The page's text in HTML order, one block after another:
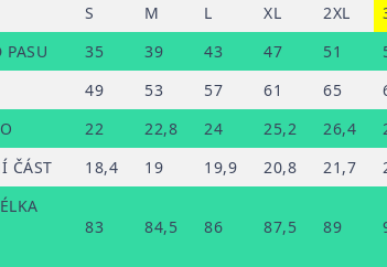
S M L XL 2XL
35 39 43 47 51
49 53 57 61 65
22 22,8 24 25,2 26,4
ČÁST
18,4 19 19,9 20,8 21,7
83 84,5 86 87,5 89